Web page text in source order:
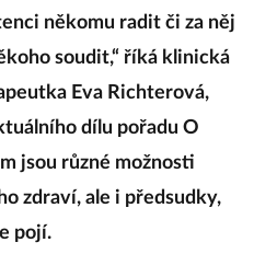
někomu radit či za něj
soudit,“ říká klinická
Eva Richterová,
dílu pořadu O
jsou různé možnosti
zdraví, ale i předsudky,
pojí.